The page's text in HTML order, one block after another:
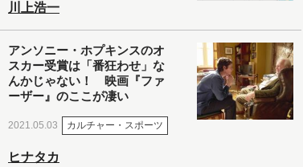
川上浩一
アンソニー・ホプキンスのオ
スカー受賞は「番狂わせ」な
んかじゃない！ 映画『ファ
ーザー』のここが凄い
2021.05.03 カルチャー・スポーツ
ヒナタカ